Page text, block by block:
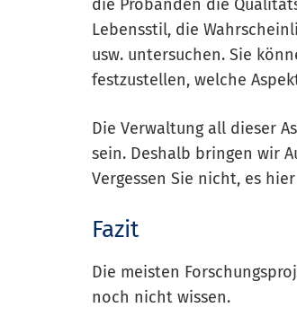
die Probanden die
Lebensstil, die
usw. untersuchen. Sie
festzustellen, welche
Die Verwaltung all dieser
sein. Deshalb bringen wir
Vergessen Sie nicht, es
Fazit
Die meisten
noch nicht wissen.